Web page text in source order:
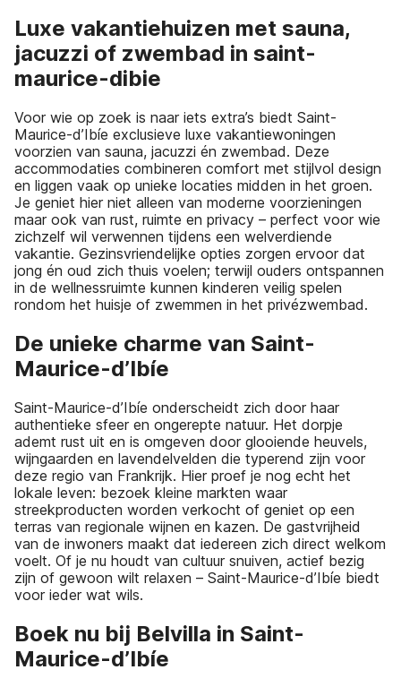
Luxe vakantiehuizen met sauna,
jacuzzi of zwembad in saint-
maurice-dibie
Voor wie op zoek is naar iets extra’s biedt Saint-
Maurice-d’Ibíe exclusieve luxe vakantiewoningen
voorzien van sauna, jacuzzi én zwembad. Deze
accommodaties combineren comfort met stijlvol design
en liggen vaak op unieke locaties midden in het groen.
Je geniet hier niet alleen van moderne voorzieningen
maar ook van rust, ruimte en privacy – perfect voor wie
zichzelf wil verwennen tijdens een welverdiende
vakantie. Gezinsvriendelijke opties zorgen ervoor dat
jong én oud zich thuis voelen; terwijl ouders ontspannen
in de wellnessruimte kunnen kinderen veilig spelen
rondom het huisje of zwemmen in het privézwembad.
De unieke charme van Saint-
Maurice-d’Ibíe
Saint-Maurice-d’Ibíe onderscheidt zich door haar
authentieke sfeer en ongerepte natuur. Het dorpje
ademt rust uit en is omgeven door glooiende heuvels,
wijngaarden en lavendelvelden die typerend zijn voor
deze regio van Frankrijk. Hier proef je nog echt het
lokale leven: bezoek kleine markten waar
streekproducten worden verkocht of geniet op een
terras van regionale wijnen en kazen. De gastvrijheid
van de inwoners maakt dat iedereen zich direct welkom
voelt. Of je nu houdt van cultuur snuiven, actief bezig
zijn of gewoon wilt relaxen – Saint-Maurice-d’Ibíe biedt
voor ieder wat wils.
Boek nu bij Belvilla in Saint-
Maurice-d’Ibíe